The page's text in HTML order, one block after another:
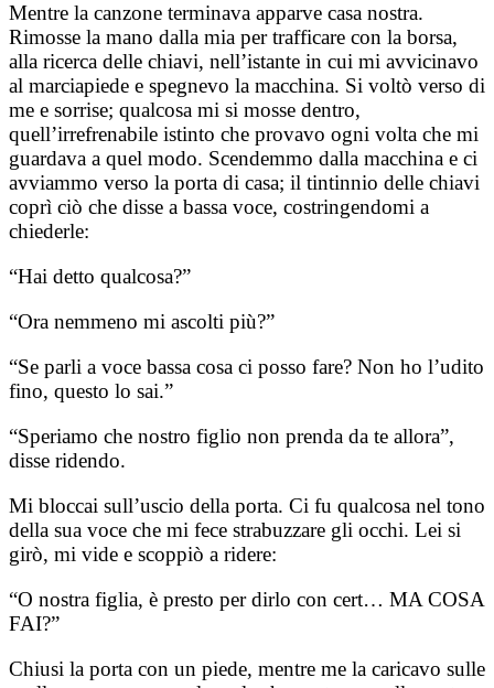
Mentre la canzone terminava apparve casa nostra.
Rimosse la mano dalla mia per trafficare con la borsa,
alla ricerca delle chiavi, nell’istante in cui mi avvicinavo
al marciapiede e spegnevo la macchina. Si voltò verso di
me e sorrise; qualcosa mi si mosse dentro,
quell’irrefrenabile istinto che provavo ogni volta che mi
guardava a quel modo. Scendemmo dalla macchina e ci
avviammo verso la porta di casa; il tintinnio delle chiavi
coprì ciò che disse a bassa voce, costringendomi a
chiederle:
“Hai detto qualcosa?”
“Ora nemmeno mi ascolti più?”
“Se parli a voce bassa cosa ci posso fare? Non ho l’udito
fino, questo lo sai.”
“Speriamo che nostro figlio non prenda da te allora”,
disse ridendo.
Mi bloccai sull’uscio della porta. Ci fu qualcosa nel tono
della sua voce che mi fece strabuzzare gli occhi. Lei si
girò, mi vide e scoppiò a ridere:
“O nostra figlia, è presto per dirlo con cert… MA COSA
FAI?”
Chiusi la porta con un piede, mentre me la caricavo sulle